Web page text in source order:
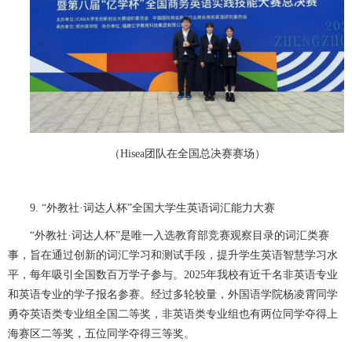
（Hisea团队在全国总决赛赛场）
9. “外教社·词达人杯”全国大学生英语词汇能力大赛
“外教社·词达人杯”是唯一入选教育部竞赛观察目录的词汇类赛
事，旨在通过创新的词汇学习和测试手段，提升学生英语智慧学习水
平，每年吸引全国数百万学子参与。2025年我校有近千名非英语专业
和英语专业的学子报名参赛。经过多轮较量，外国语学院杨凌霄同学
勇夺英语类专业组全国二等奖，非英语类专业组也有两位同学夺得上
海赛区二等奖，五位同学夺得三等奖。